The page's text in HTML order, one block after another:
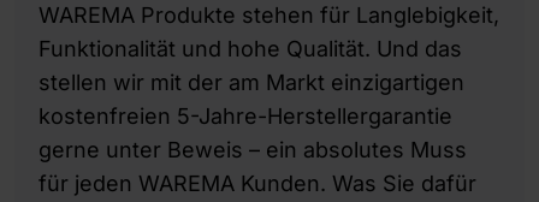
WAREMA Produkte stehen für Langlebigkeit,
Funktionalität und hohe Qualität. Und das
stellen wir mit der am Markt einzigartigen
kostenfreien 5-Jahre-Herstellergarantie
gerne unter Beweis – ein absolutes Muss
für jeden WAREMA Kunden. Was Sie dafür